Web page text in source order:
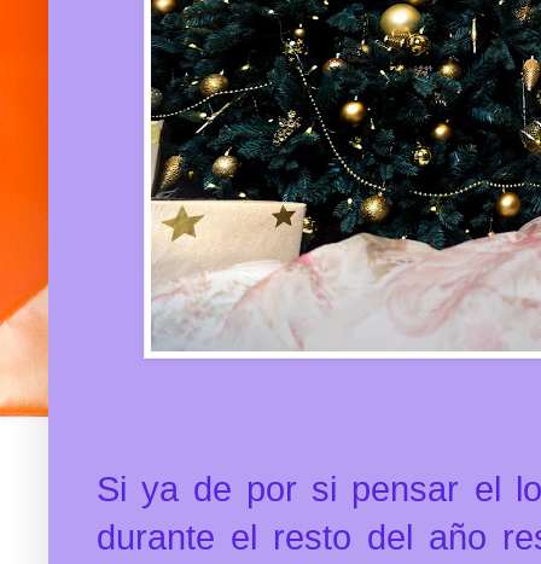
Si ya de por si pensar el
durante el resto del año